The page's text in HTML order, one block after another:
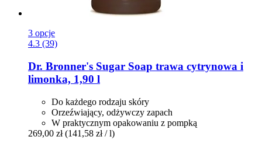
3 opcje
4.3 (39)
Dr. Bronner's Sugar Soap trawa cytrynowa i
limonka, 1,90 l
Do każdego rodzaju skóry
Orzeźwiający, odżywczy zapach
W praktycznym opakowaniu z pompką
269,00 zł (141,58 zł / l)